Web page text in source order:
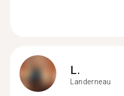
L.
Landerneau